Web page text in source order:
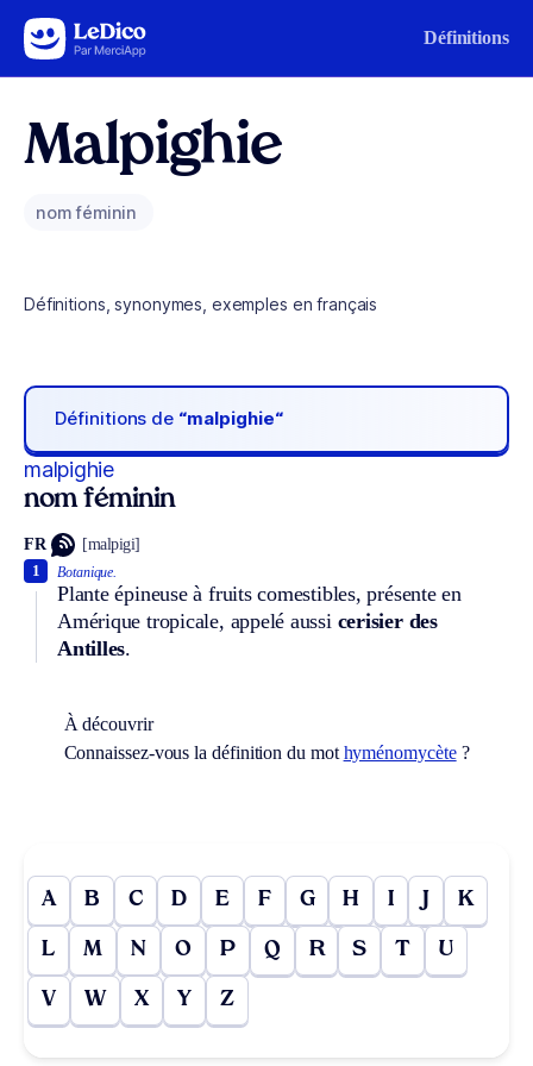
Aller au contenu Définitions
Malpighie
nom féminin
Définitions, synonymes, exemples en français
Définitions de “malpighie“
malpighie
nom féminin
FR [malpigi]
Botanique.
Plante épineuse à fruits comestibles, présente en
Amérique tropicale, appelé aussi cerisier des
Antilles.
1
À découvrir
Connaissez-vous la définition du mot hyménomycète?
A B C D E F G H I J K
L M N O P Q R S T U
V W X Y Z